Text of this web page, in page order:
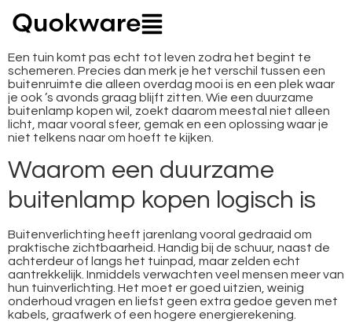
Een tuin komt pas echt tot leven zodra het begint te
schemeren. Precies dan merk je het verschil tussen een
buitenruimte die alleen overdag mooi is en een plek waar
je ook ’s avonds graag blijft zitten. Wie een duurzame
buitenlamp kopen wil, zoekt daarom meestal niet alleen
licht, maar vooral sfeer, gemak en een oplossing waar je
niet telkens naar om hoeft te kijken.
Waarom een duurzame
buitenlamp kopen logisch is
Buitenverlichting heeft jarenlang vooral gedraaid om
praktische zichtbaarheid. Handig bij de schuur, naast de
achterdeur of langs het tuinpad, maar zelden echt
aantrekkelijk. Inmiddels verwachten veel mensen meer van
hun tuinverlichting. Het moet er goed uitzien, weinig
onderhoud vragen en liefst geen extra gedoe geven met
kabels, graafwerk of een hogere energierekening.